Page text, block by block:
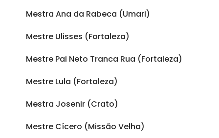
Mestra Ana da Rabeca (Umari)
Mestre Ulisses (Fortaleza)
Mestre Pai Neto Tranca Rua (Fortaleza)
Mestre Lula (Fortaleza)
Mestra Josenir (Crato)
Mestre Cícero (Missão Velha)